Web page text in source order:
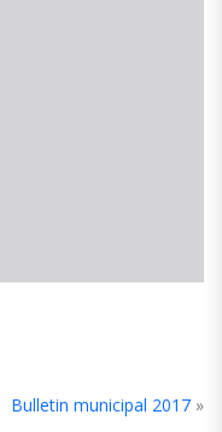
Bulletin municipal 2017 »